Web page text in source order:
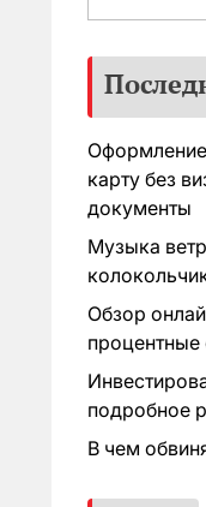
карту без
документы
Музыка
Обзор
процентные
подробное
В чем